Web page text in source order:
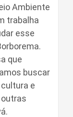
Ambiente
trabalha
esse
que
buscar
e